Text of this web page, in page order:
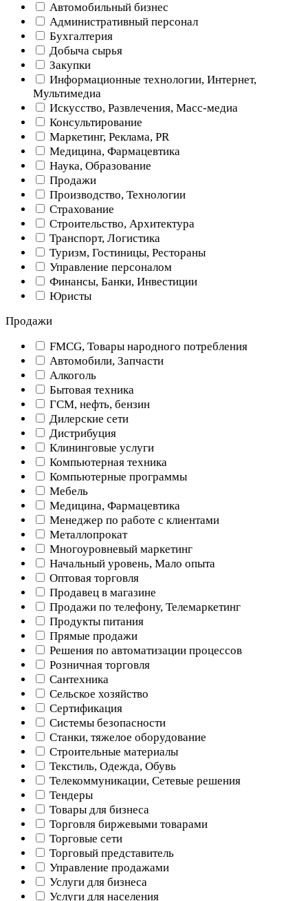
Автомобильный бизнес
Административный персонал
Бухгалтерия
Добыча сырья
Закупки
Информационные технологии, Интернет,
Мультимедиа
Искусство, Развлечения, Масс-медиа
Консультирование
Маркетинг, Реклама, PR
Медицина, Фармацевтика
Наука, Образование
Продажи
Производство, Технологии
Страхование
Строительство, Архитектура
Транспорт, Логистика
Туризм, Гостиницы, Рестораны
Управление персоналом
Финансы, Банки, Инвестиции
Юристы
Продажи
FMCG, Товары народного потребления
Автомобили, Запчасти
Алкоголь
Бытовая техника
ГСМ, нефть, бензин
Дилерские сети
Дистрибуция
Клининговые услуги
Компьютерная техника
Компьютерные программы
Мебель
Медицина, Фармацевтика
Менеджер по работе с клиентами
Металлопрокат
Многоуровневый маркетинг
Начальный уровень, Мало опыта
Оптовая торговля
Продавец в магазине
Продажи по телефону, Телемаркетинг
Продукты питания
Прямые продажи
Решения по автоматизации процессов
Розничная торговля
Сантехника
Сельское хозяйство
Сертификация
Системы безопасности
Станки, тяжелое оборудование
Строительные материалы
Текстиль, Одежда, Обувь
Телекоммуникации, Сетевые решения
Тендеры
Товары для бизнеса
Торговля биржевыми товарами
Торговые сети
Торговый представитель
Управление продажами
Услуги для бизнеса
Услуги для населения